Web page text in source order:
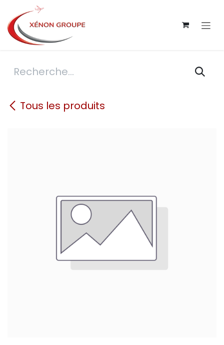
Se rendre au contenu
Tous les produits